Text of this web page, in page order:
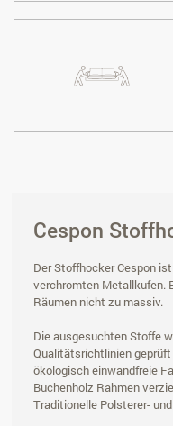
Cespon
Der Stoffhocker Cespon
verchromten Metallkufen.
Räumen nicht zu massiv.
Die ausgesuchten Stoffe
Qualitätsrichtlinien
ökologisch einwandfreie
Buchenholz Rahmen
Traditionelle Polsterer-